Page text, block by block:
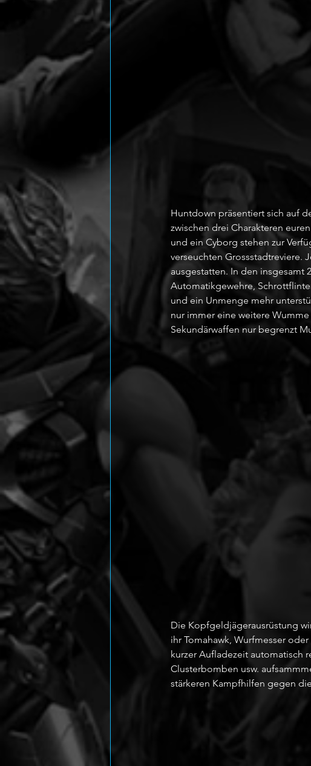
Huntdown präsentiert sich auf
zwischen drei Charakteren
und ein Cyborg stehen zur
verseuchten Grossstadtreviere.
ausgestatten. In den insgesamt
Automatikgewehre,
und ein Unmenge mehr
nur immer eine weitere
Sekundärwaffen nur begrenzt
Die Kopfgeldjägerausrüstung
ihr Tomahawk, Wurfmesser
kurzer Aufladezeit automatisch
Clusterbomben usw.
stärkeren Kampfhilfen gegen